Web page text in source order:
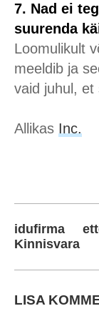
7. Nad ei
suurenda
Loomulikult
meeldib ja
vaid juhul, et
Allikas Inc.
idufirma
Kinnisvara
LISA